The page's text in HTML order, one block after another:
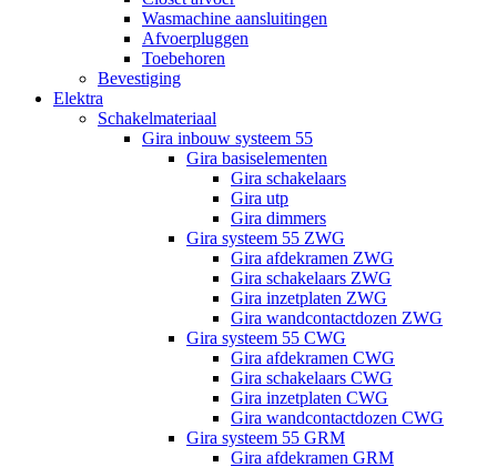
Wasmachine aansluitingen
Afvoerpluggen
Toebehoren
Bevestiging
Elektra
Schakelmateriaal
Gira inbouw systeem 55
Gira basiselementen
Gira schakelaars
Gira utp
Gira dimmers
Gira systeem 55 ZWG
Gira afdekramen ZWG
Gira schakelaars ZWG
Gira inzetplaten ZWG
Gira wandcontactdozen ZWG
Gira systeem 55 CWG
Gira afdekramen CWG
Gira schakelaars CWG
Gira inzetplaten CWG
Gira wandcontactdozen CWG
Gira systeem 55 GRM
Gira afdekramen GRM